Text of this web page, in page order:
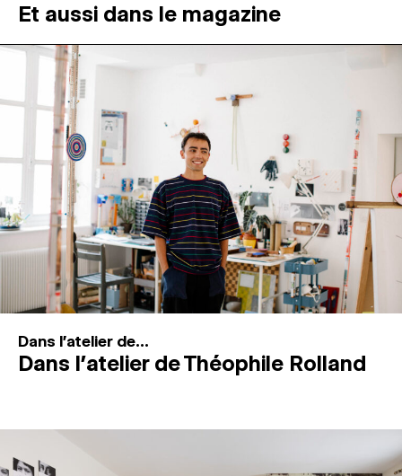
MAGAZINE
ESPACES DE PRATIQUE ARTISTIQUE
Recherche
Connexion
↓
Et aussi dans le magazine
Dans l'atelier de...
Dans l’atelier de Théophile Rolland